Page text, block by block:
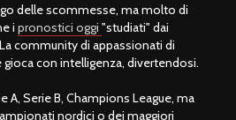
delle scommesse, ma molto di
i pronostici oggi "studiati" dai
community di appassionati di
con intelligenza, divertendosi.
A, Serie B, Champions League, ma
nordici o dei maggiori